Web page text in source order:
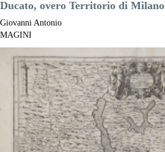
Ducato, overo Territorio di Milano
Giovanni Antonio
MAGINI
Misure:
480 x 355 mm
Anno:
1595 ca.
Luogo di Stampa:
Bologna